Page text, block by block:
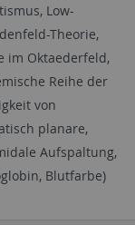
Low-
Theorie,
im Oktaederfeld,
Reihe der
von
planare,
Aufspaltung,
Blutfarbe)